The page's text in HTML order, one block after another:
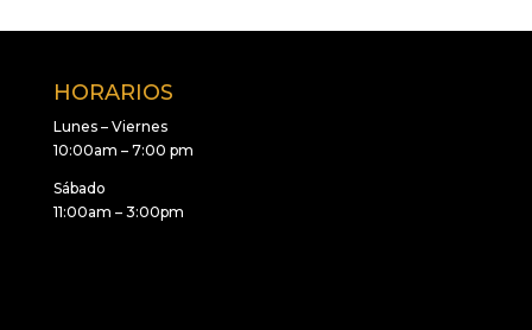
HORARIOS
Lunes – Viernes
10:00am – 7:00 pm
Sábado
11:00am – 3:00pm